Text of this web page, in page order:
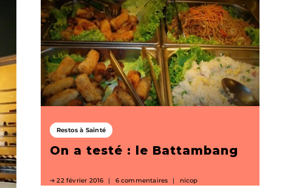
Restos à Sainté
On a testé : le Battambang
22 février 2016 6 commentaires nicop